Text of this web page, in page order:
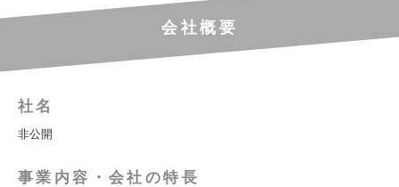
会社概要
社名
非公開
事業内容・会社の特長